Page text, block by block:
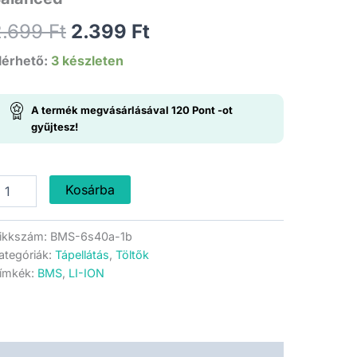
Ft Original
price
was:
2.699 Ft.
2.399 Ft
is:
3 készleten
A termék megvásárlásával 120Pont-ot
gyűjtesz!
Kosárba
BMS-6s40a-1b
Tápellátás, Töltők
BMS, LI-ION